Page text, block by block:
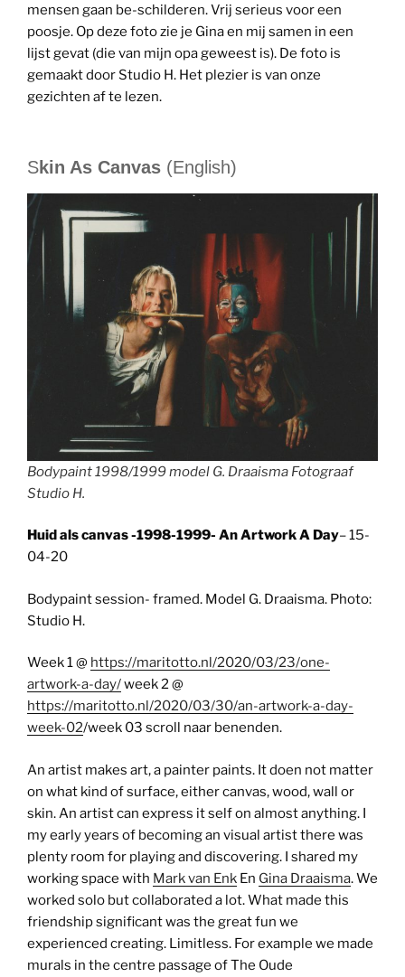
mensen gaan be-schilderen. Vrij serieus voor een
poosje. Op deze foto zie je Gina en mij samen in een
lijst gevat (die van mijn opa geweest is). De foto is
gemaakt door Studio H. Het plezier is van onze
gezichten af te lezen.
Skin As Canvas (English)
Bodypaint 1998/1999 model G. Draaisma Fotograaf
Studio H.
Huid als canvas -1998-1999- An Artwork A Day– 15-
04-20
Bodypaint session- framed. Model G. Draaisma. Photo:
Studio H.
Week 1 @ https://maritotto.nl/2020/03/23/one-
artwork-a-day/week 2 @
https://maritotto.nl/2020/03/30/an-artwork-a-day-
week-02/week 03 scroll naar benenden.
An artist makes art, a painter paints. It doen not matter
on what kind of surface, either canvas, wood, wall or
skin. An artist can express it self on almost anything. I
my early years of becoming an visual artist there was
plenty room for playing and discovering. I shared my
working space with Mark van Enk En Gina Draaisma. We
worked solo but collaborated a lot. What made this
friendship significant was the great fun we
experienced creating. Limitless. For example we made
murals in the centre passage of The Oude